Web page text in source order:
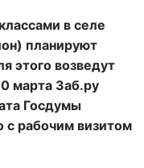
в селе
планируют
этого возведут
марта Заб.ру
Госдумы
с рабочим визитом